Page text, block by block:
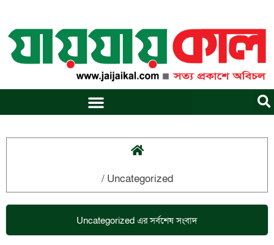
content
/ Uncategorized
Uncategorized এর সর্বশেষ সংবাদ